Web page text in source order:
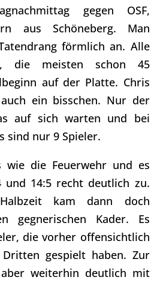
gegen OSF,
aus Schöneberg. Man
förmlich an. Alle
die meisten schon 45
auf der Platte. Chris
ein bisschen. Nur der
auf sich warten und bei
sind nur 9 Spieler.
die Feuerwehr und es
und 14:5 recht deutlich zu.
kam dann doch
gegnerischen Kader. Es
die vorher offensichtlich
gespielt haben. Zur
weiterhin deutlich mit